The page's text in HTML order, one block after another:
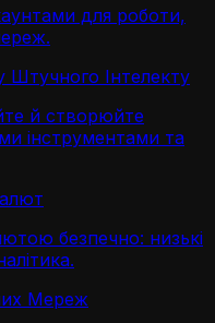
для роботи,
Штучного Інтелекту
й створюйте
інструментами та
безпечно: низькі
Мереж